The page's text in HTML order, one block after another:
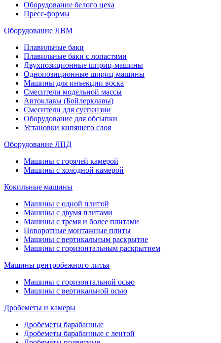
Оборудование белого цеха
Пресс-формы
Оборудование ЛВМ
Плавильные баки
Плавильные баки с лопастями
Двухпозиционные шприц-машины
Однопозиционные шприц-машины
Машины для инъекции воска
Смесители модельной массы
Автоклавы (Бойлерклавы)
Смесители для суспензии
Оборудование для обсыпки
Установки кипящего слоя
Оборудование ЛПД
Машины с горячей камерой
Машины с холодной камерой
Кокильные машины
Машины с одной плитой
Машины с двумя плитами
Машины с тремя и более плитами
Поворотные монтажные плиты
Машины с вертикальным раскрытие
Машины с горизонтальным раскрытием
Машины центробежного литья
Машины с горизонтальной осью
Машины с вертикальной осью
Дробеметы и камеры
Дробеметы барабанные
Дробеметы барабанные с лентой